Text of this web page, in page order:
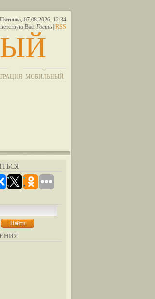
Пятница, 07.08.2026, 12:34
Вас, Гость RSS
МОБИЛЬНЫЙ